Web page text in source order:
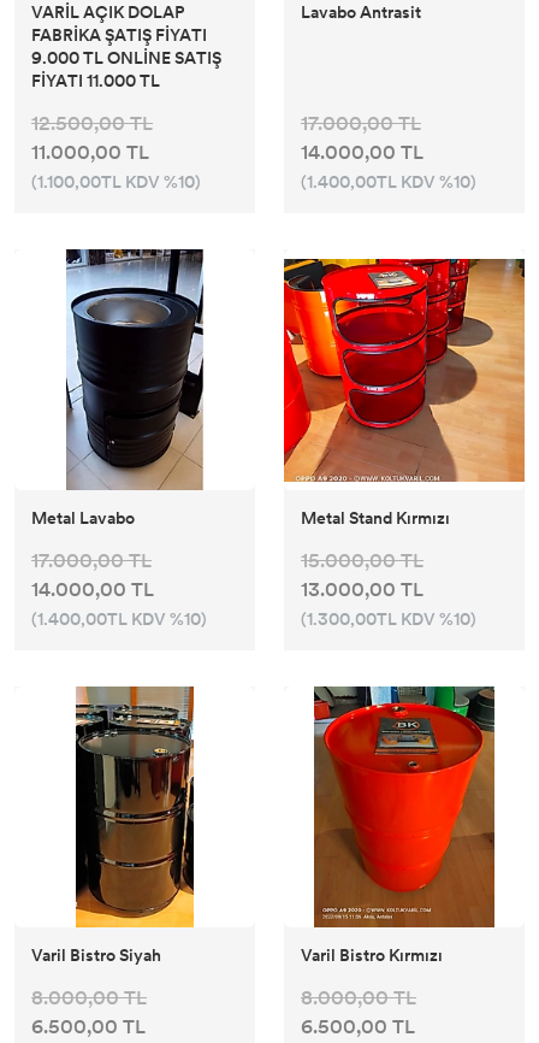
VARİL AÇIK DOLAP
FABRİKA ŞATIŞ FİYATI
9.000 TL ONLİNE SATIŞ
FİYATI 11.000 TL
12.500,00 TL
11.000,00 TL
(1.100,00TL KDV %10)
Lavabo Antrasit
17.000,00 TL
14.000,00 TL
(1.400,00TL KDV %10)
Metal Lavabo
17.000,00 TL
14.000,00 TL
(1.400,00TL KDV %10)
Metal Stand Kırmızı
15.000,00 TL
13.000,00 TL
(1.300,00TL KDV %10)
Varil Bistro Siyah
8.000,00 TL
6.500,00 TL
Varil Bistro Kırmızı
8.000,00 TL
6.500,00 TL